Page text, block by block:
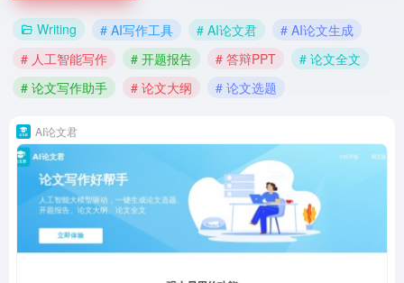
Writing # AI写作工具 # AI论文君
# AI论文生成
# 人工智能写作
# 开题报告 # 答辩PPT
# 论文全文
# 论文写作助手
# 论文大纲 # 论文选题
AI论文君